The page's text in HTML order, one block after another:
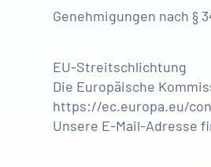
Genehmigungen nach §
EU-Streitschlichtung
Die Europäische
https://ec.europa.eu/
Unsere E-Mail-Adresse